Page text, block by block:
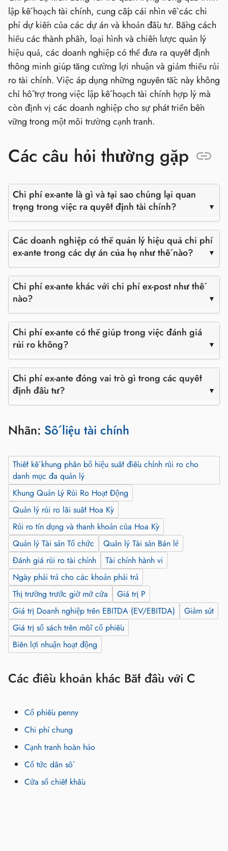
lập kế hoạch tài chính, cung cấp cái nhìn về các chi
phí dự kiến của các dự án và khoản đầu tư. Bằng cách
hiểu các thành phần, loại hình và chiến lược quản lý
hiệu quả, các doanh nghiệp có thể đưa ra quyết định
thông minh giúp tăng cường lợi nhuận và giảm thiểu rủi
ro tài chính. Việc áp dụng những nguyên tắc này không
chỉ hỗ trợ trong việc lập kế hoạch tài chính hợp lý mà
còn định vị các doanh nghiệp cho sự phát triển bền
vững trong một môi trường cạnh tranh.
Các câu hỏi thường gặp
Chi phí ex-ante là gì và tại sao chúng lại quan
trọng trong việc ra quyết định tài chính?
Các doanh nghiệp có thể quản lý hiệu quả chi phí
ex-ante trong các dự án của họ như thế nào?
Chi phí ex-ante khác với chi phí ex-post như thế
nào?
Chi phí ex-ante có thể giúp trong việc đánh giá
rủi ro không?
Chi phí ex-ante đóng vai trò gì trong các quyết
định đầu tư?
Nhãn: Số liệu tài chính
Thiết kế khung phân bổ hiệu suất điều chỉnh rủi ro cho
danh mục đa quản lý
Khung Quản Lý Rủi Ro Hoạt Động
Quản lý rủi ro lãi suất Hoa Kỳ
Rủi ro tín dụng và thanh khoản của Hoa Kỳ
Quản lý Tài sản Tổ chức
Quản lý Tài sản Bán lẻ
Đánh giá rủi ro tài chính
Tài chính hành vi
Ngày phải trả cho các khoản phải trả
Thị trường trước giờ mở cửa
Giá trị P
Giá trị Doanh nghiệp trên EBITDA (EV/EBITDA)
Giảm sút
Giá trị sổ sách trên mỗi cổ phiếu
Biên lợi nhuận hoạt động
Các điều khoản khác Bắt đầu với C
Cổ phiếu penny
Chi phí chung
Cạnh tranh hoàn hảo
Cổ tức dân số
Cửa sổ chiết khấu